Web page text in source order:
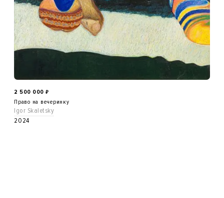
2 500 000 ₽
Право на вечеринку
Igor Skaletsky
2024